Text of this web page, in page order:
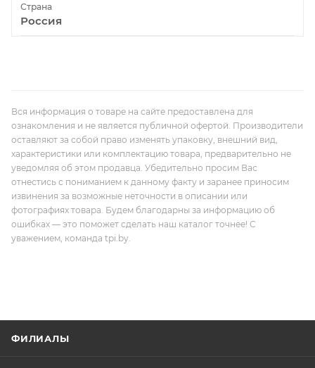
Страна
Россия
Вся информация о товаре на сайте предоставлена для
ознакомления и не является публичной офертой. Производители
оставляют за собой право изменять упаковку, внешний вид,
характеристики или комплектацию товара, предварительно не
уведомляя об этом продавца. Убедительно просим Вас
отнестись с пониманием к данному факту и заранее приносим
извинения за возможные неточности в описании или
фотографиях товара. Будем благодарны за информацию об
ошибках — это поможет сделать наш каталог точнее! С
уважением, команда tpi.by.
ФИЛИАЛЫ